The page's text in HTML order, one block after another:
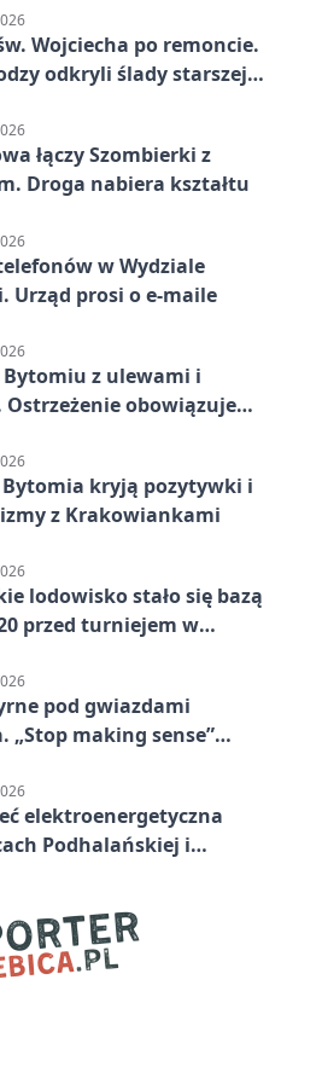
Wojciecha po remoncie.
odkryli ślady starszej
łączy Szombierki z
Droga nabiera kształtu
w Wydziale
Urząd prosi o e-maile
Bytomiu z ulewami i
Ostrzeżenie obowiązuje
kryją pozytywki i
z Krakowiankami
lodowisko stało się bazą
przed turniejem w
pod gwiazdami
„Stop making sense”
elektroenergetyczna
Podhalańskiej i